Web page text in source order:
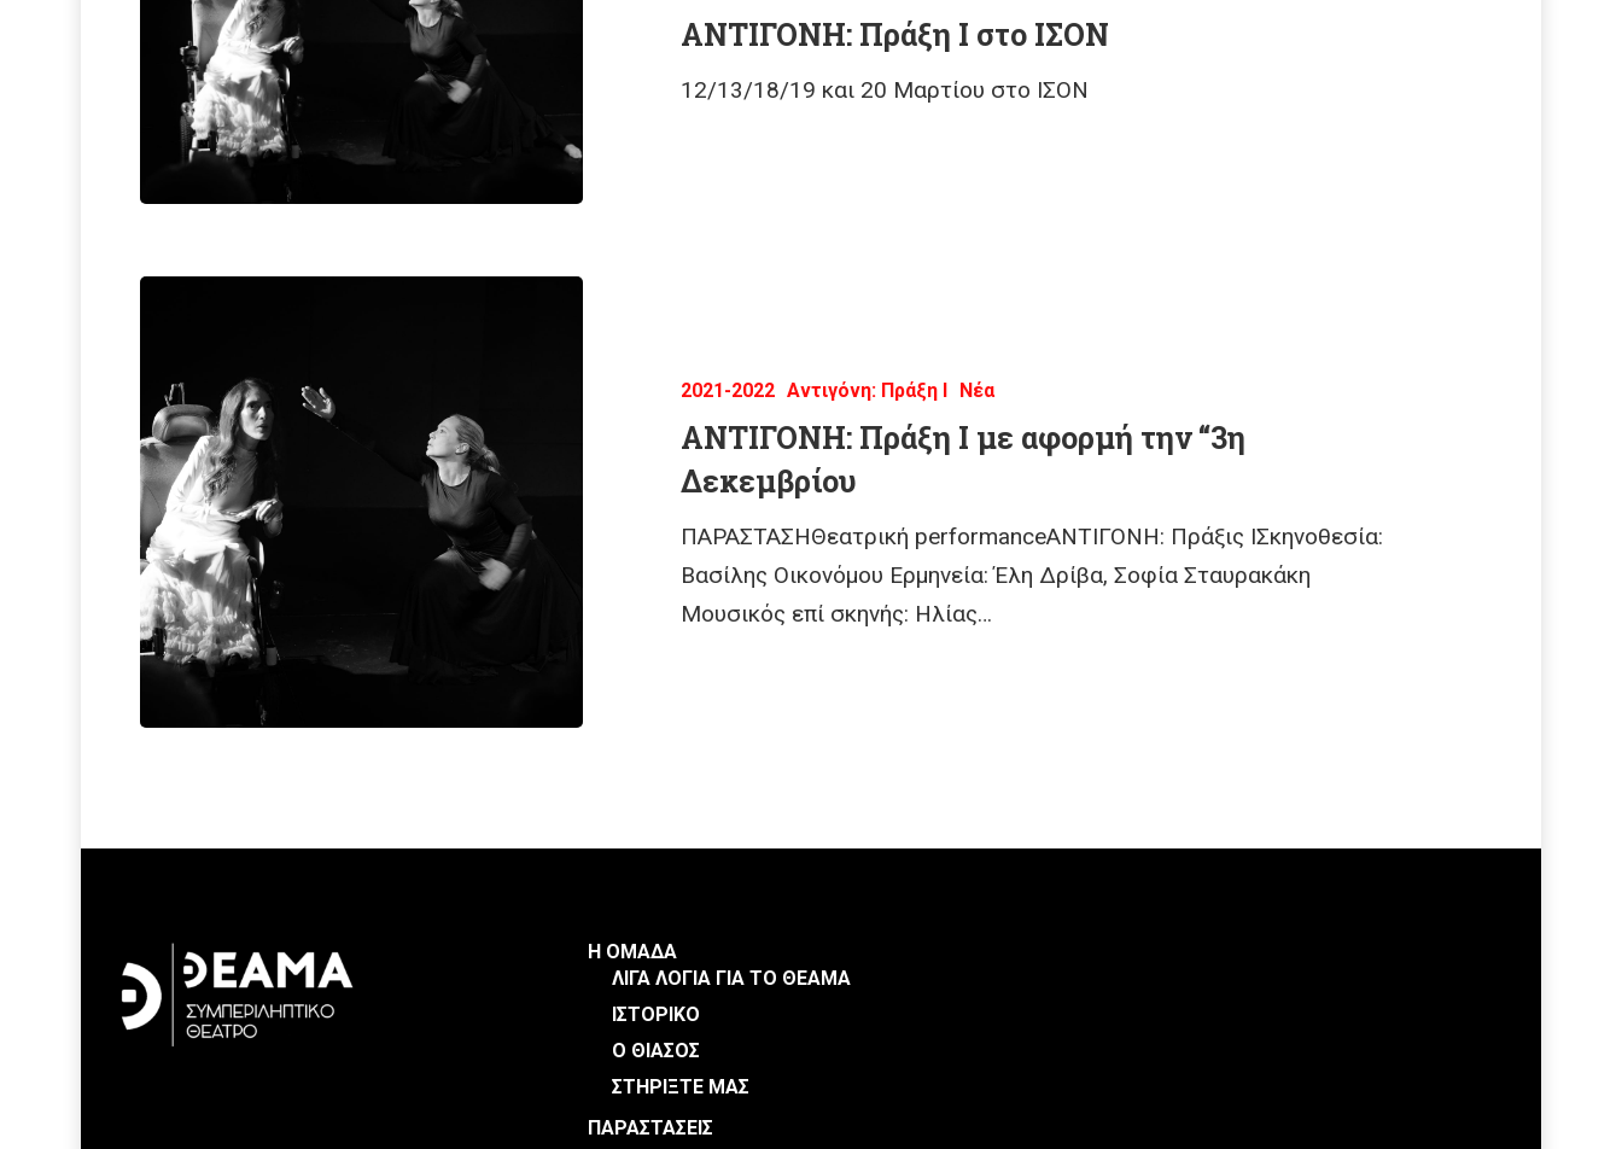
ΑΝΤΙΓΟΝΗ: Πράξη Ι στο ΙΣΟΝ
12/13/18/19 και 20 Μαρτίου στο ΙΣΟΝ
2021-2022 Αντιγόνη: Πράξη Ι Νέα
ΑΝΤΙΓΟΝΗ: Πράξη Ι με αφορμή την “3η
Δεκεμβρίου
ΠΑΡΑΣΤΑΣΗΘεατρική performanceΑΝΤΙΓΟΝΗ: Πράξις ΙΣκηνοθεσία:
Βασίλης Οικονόμου Ερμηνεία: Έλη Δρίβα, Σοφία Σταυρακάκη
Μουσικός επί σκηνής: Ηλίας…
Η ΟΜΑΔΑ
ΛΙΓΑ ΛΟΓΙΑ ΓΙΑ ΤΟ ΘΕΑΜΑ
ΙΣΤΟΡΙΚΟ
Ο ΘΙΑΣΟΣ
ΣΤΗΡΙΞΤΕ ΜΑΣ
ΠΑΡΑΣΤΑΣΕΙΣ